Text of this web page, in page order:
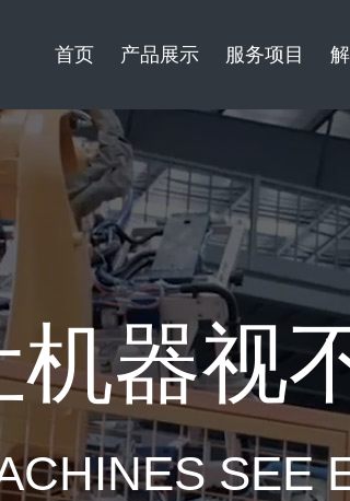
首页 产品展示 服务项目
机器视
SEE